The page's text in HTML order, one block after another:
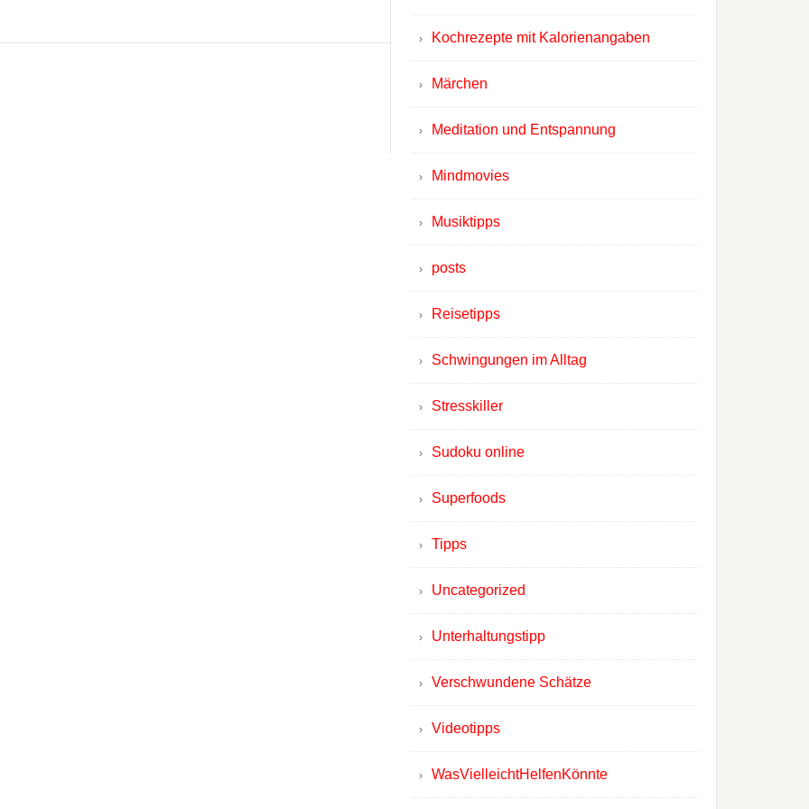
Kochrezepte mit Kalorienangaben
Märchen
Meditation und Entspannung
Mindmovies
Musiktipps
posts
Reisetipps
Schwingungen im Alltag
Stresskiller
Sudoku online
Superfoods
Tipps
Uncategorized
Unterhaltungstipp
Verschwundene Schätze
Videotipps
WasVielleichtHelfenKönnte